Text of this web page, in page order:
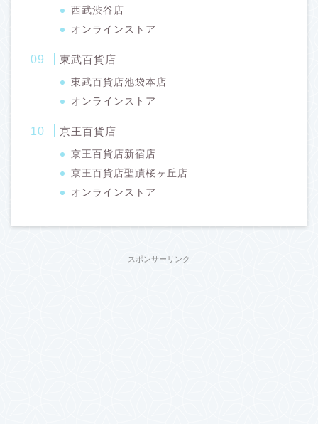
西武渋谷店
オンラインストア
東武百貨店
東武百貨店池袋本店
オンラインストア
京王百貨店
京王百貨店新宿店
京王百貨店聖蹟桜ヶ丘店
オンラインストア
スポンサーリンク